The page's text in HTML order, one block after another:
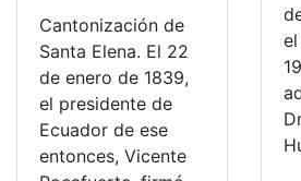
Cantonización de
Santa Elena. El 22
de enero de 1839,
el presidente de
Ecuador de ese
entonces, Vicente